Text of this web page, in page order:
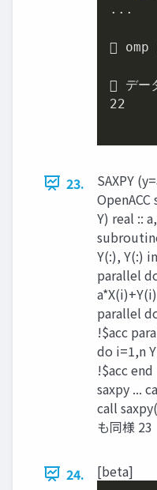
...
 omp
22
23.
SAXPY
Y) real ::
Y(:), Y(:)
parallel
parallel
!$acc
do i=1,n
!$acc
saxpy ...
call
も同様 23
24. [beta]